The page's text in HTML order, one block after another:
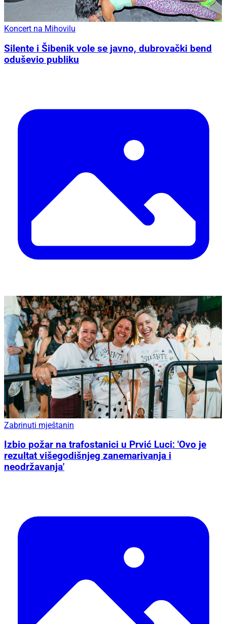
Koncert na Mihovilu
Silente i Šibenik vole se javno, dubrovački bend
oduševio publiku
Zabrinuti mještanin
Izbio požar na trafostanici u Prvić Luci: 'Ovo je
rezultat višegodišnjeg zanemarivanja i
neodržavanja'